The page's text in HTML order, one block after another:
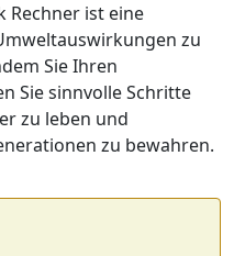
Rechner ist eine
zu
Sie Ihren
Sie sinnvolle Schritte
zu leben und
zu bewahren.